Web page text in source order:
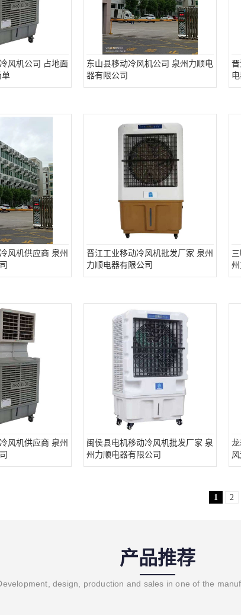
风机公司 占地面
单
东山县移动冷风机公司 泉州力顺电
器有限公司
风机供应商 泉州
晋江工业移动冷风机批发厂家 泉州
力顺电器有限公司
州
风机供应商 泉州
闽侯县电机移动冷风机批发厂家 泉
州力顺电器有限公司
1 2
产品推荐
design, production and sales in one of the